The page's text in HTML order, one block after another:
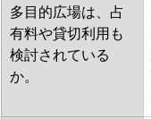
多目的広場は、占
有料や貸切利用も
検討されている
か。